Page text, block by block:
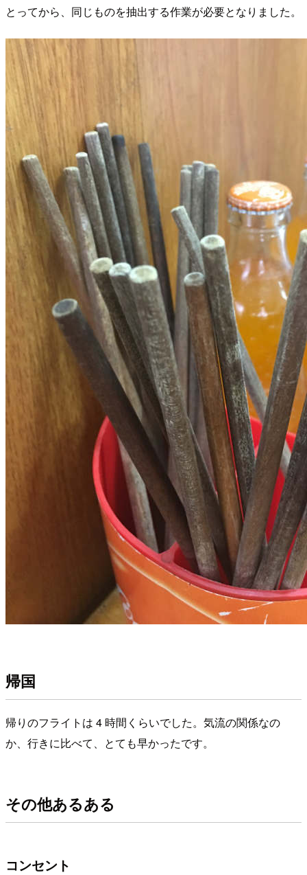
とってから、同じものを抽出する作業が必要となりました。
帰国
帰りのフライトは 4 時間くらいでした。気流の関係なの
か、行きに比べて、とても早かったです。
その他あるある
コンセント